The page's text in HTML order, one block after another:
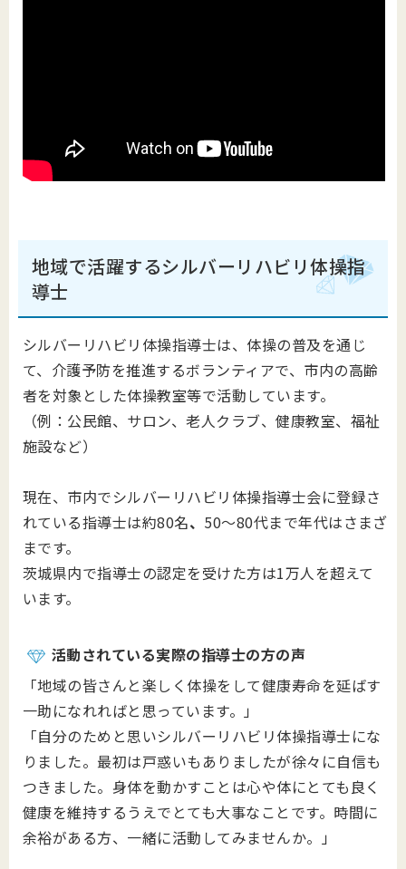
地域で活躍するシルバーリハビリ体操指
導士
シルバーリハビリ体操指導士は、体操の普及を通じ
て、介護予防を推進するボランティアで、市内の高齢
者を対象とした体操教室等で活動しています。
（例：公民館、サロン、老人クラブ、健康教室、福祉
施設など）
現在、市内でシルバーリハビリ体操指導士会に登録さ
れている指導士は約80名、 50～80代まで年代はさまざ
まです。
茨城県内で指導士の認定を受けた方は1万人を超えて
います。
活動されている実際の指導士の方の声
「地域の皆さんと楽しく体操をして健康寿命を延ばす
一助になれればと思っています。」
「自分のためと思いシルバーリハビリ体操指導士にな
りました。最初は戸惑いもありましたが徐々に自信も
つきました。 身体を動かすことは心や体にとても良く
健康を維持するうえでとても大事なことです。時間に
余裕がある方、 一緒に活動してみませんか。」